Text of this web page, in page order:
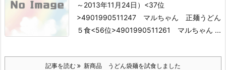
～2013年11月24日） <37位
>4901990511247 マルちゃん 正麺うどん
５食<56位>4901990511261 マルちゃん ...
記事を読む 新商品 うどん袋麺を試食しました